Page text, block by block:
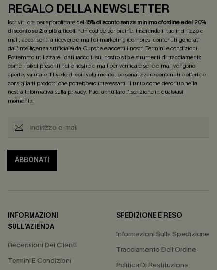
REGALO DELLA NEWSLETTER
Iscriviti ora per approfittare del 15% di sconto senza minimo d'ordine e del 20%
di sconto su 2 o più articoli! *Un codice per ordine. Inserendo il tuo indirizzo e-
mail, acconsenti a ricevere e-mail di marketing (compresi contenuti generati
dall'intelligenza artificiale) da Cupshe e accetti i nostri Termini e condizioni.
Potremmo utilizzare i dati raccolti sul nostro sito e strumenti di tracciamento
come i pixel presenti nelle nostre e-mail per verificare se le e-mail vengono
aperte, valutare il livello di coinvolgimento, personalizzare contenuti e offerte e
consigliarti prodotti che potrebbero interessarti, il tutto come descritto nella
nostra Informativa sulla privacy. Puoi annullare l'iscrizione in qualsiasi
momento.
ABBONATI
INFORMAZIONI
SULL'AZIENDA
Recensioni Dei Clienti
Termini E Condizioni
SPEDIZIONE E RESO
Informazioni Sulla Spedizione
Tracciamento Dell'Ordine
Politica Di Restituzione